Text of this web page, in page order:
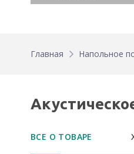
Главная Напольное
ВСЕ О ТОВАРЕ